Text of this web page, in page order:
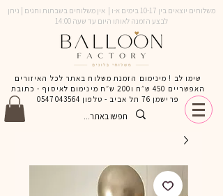
משלוחים יוצאים בין 10-17 בימים א-ו | אין משלוחים בשבתות וחגים | ניתן
לבצע הזמנה לאותו היום עד שעה 14:00
שימו לב ! מינימום הזמנת משלוח באתר לכל האיזורים
האפשריים 450 ש״ח ו200 ש״ח מינימום לאיסוף - כתובת
פרישמן 76 תל אביב - טלפון
0547043564